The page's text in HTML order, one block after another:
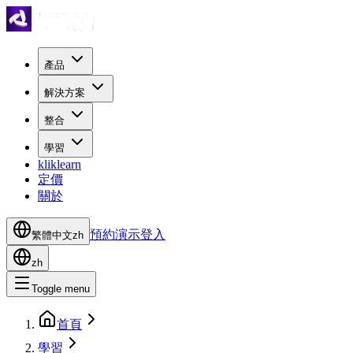
產品
解決方案
整合
學習
kliklearn
定價
關於
繁體中文zh 預約演示登入
zh
Toggle menu
首頁
學習